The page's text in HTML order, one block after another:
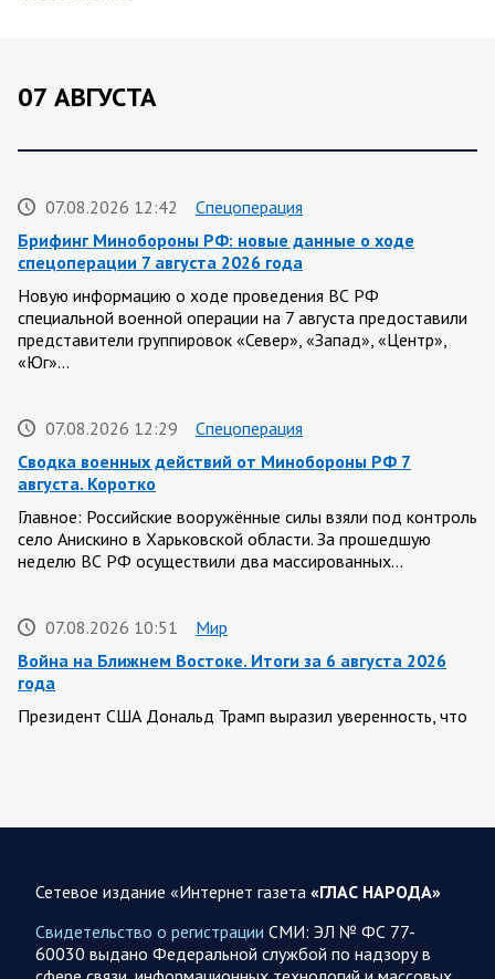
07 АВГУСТА
07.08.2026 12:42
Спецоперация
Брифинг Минобороны РФ: новые данные о ходе
спецоперации 7 августа 2026 года
Новую информацию о ходе проведения ВС РФ
специальной военной операции на 7 августа предоставили
представители группировок «Север», «Запад», «Центр»,
«Юг»…
07.08.2026 12:29
Спецоперация
Сводка военных действий от Минобороны РФ 7
августа. Коротко
Главное: Российские вооружённые силы взяли под контроль
село Анискино в Харьковской области. За прошедшую
неделю ВС РФ осуществили два массированных…
07.08.2026 10:51
Мир
Война на Ближнем Востоке. Итоги за 6 августа 2026
года
Президент США Дональд Трамп выразил уверенность, что
07.08.2026 09:56
Спецоперация
объектам в 6 областях Украины
147 БПЛА, запущенных с территории России, из которых
якобы «сбиты/подавлены» – 114. В Рени…
Сетевое издание «Интернет газета «ГЛАС НАРОДА»
Свидетельство о регистрации СМИ: ЭЛ № ФС 77-
60030 выдано Федеральной службой по надзору в